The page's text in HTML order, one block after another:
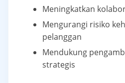
Meningkatkan
Mengurangi risiko
pelanggan
Mendukung
strategis